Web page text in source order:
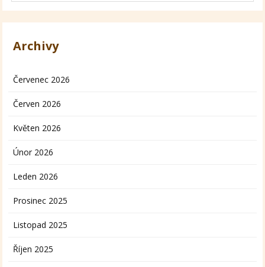
Archivy
Červenec 2026
Červen 2026
Květen 2026
Únor 2026
Leden 2026
Prosinec 2025
Listopad 2025
Říjen 2025